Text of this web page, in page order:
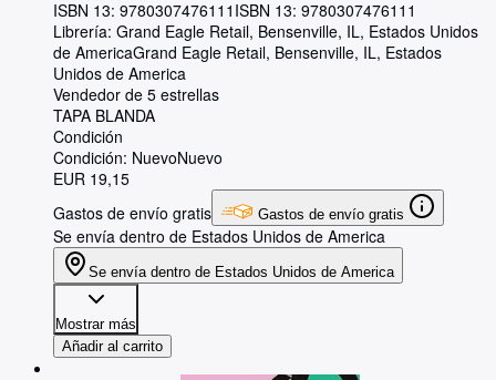
ISBN 13: 9780307476111 ISBN 13: 9780307476111
Librería: Grand Eagle Retail, Bensenville, IL, Estados Unidos
de AmericaGrand Eagle Retail, Bensenville, IL, Estados
Unidos de America
Vendedor de 5 estrellas
TAPA BLANDA
Condición
Condición: NuevoNuevo
EUR 19,15
Gastos de envío gratis
Gastos de envío gratis
Se envía dentro de Estados Unidos de America
Se envía dentro de Estados Unidos de America
Mostrar más
Añadir al carrito